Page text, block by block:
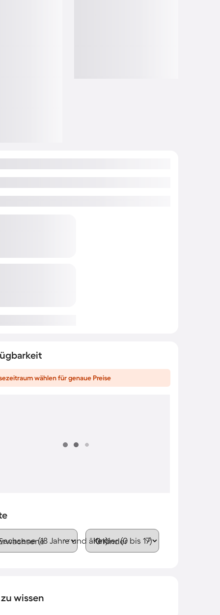
wählen für genaue Preise
(18 Jahre und älter)Kinder (0 bis 17)
wissen